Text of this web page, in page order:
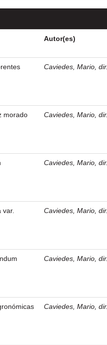
Autor(es)
Caviedes, Mario, dir.
morado
Caviedes, Mario, dir.
Caviedes, Mario, dir.
Caviedes, Mario, dir.
Caviedes, Mario, dir.
Caviedes, Mario, dir.